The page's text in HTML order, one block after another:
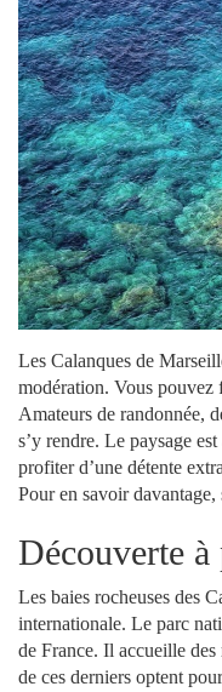
Les Calanques de
modération. Vous pouvez
Amateurs de randonnée,
s’y rendre. Le paysage
profiter d’une détente
Pour en savoir
Découverte à
Les baies rocheuses des
internationale. Le parc
de France. Il accueille
de ces derniers optent